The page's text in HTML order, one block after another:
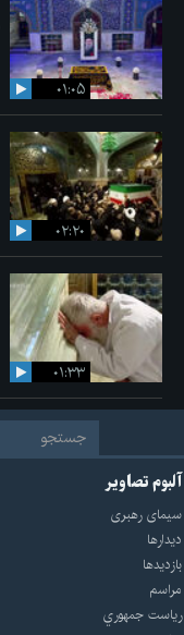
۰۱:۰۵
۰۲:۲۰
۰۱:۳۳
آلبوم تصاویر
سيماى رهبرى
ديدارها
بازديدها
مراسم
رياست جمهوري